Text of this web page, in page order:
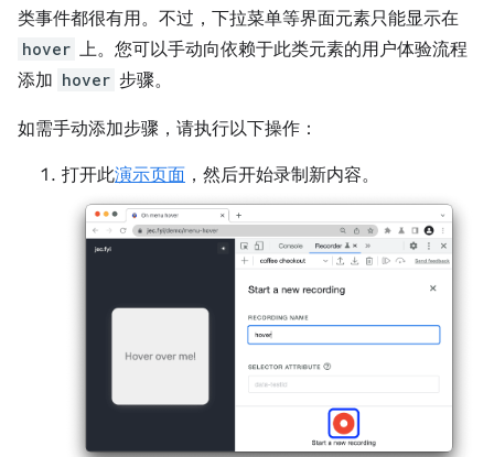
类事件都很有用。不过，下拉菜单等界面元素只能显示在
hover 上。您可以手动向依赖于此类元素的用户体验流程
添加 hover 步骤。
如需手动添加步骤，请执行以下操作：
打开此演示页面 ，然后开始录制新内容。